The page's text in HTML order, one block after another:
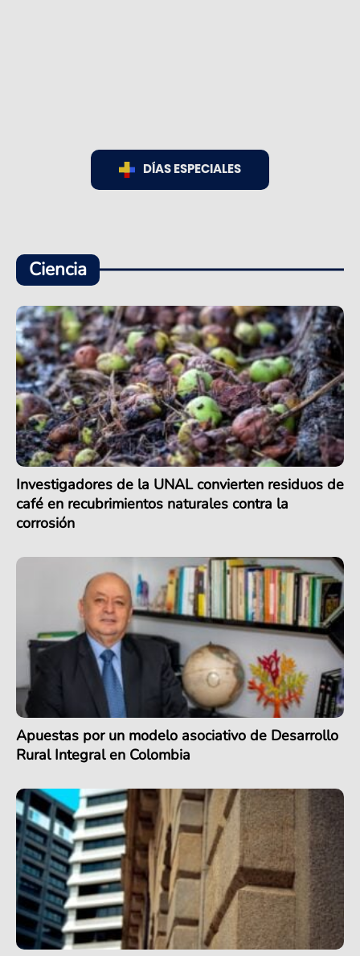
DÍAS ESPECIALES
Ciencia
Investigadores de la UNAL convierten residuos de
café en recubrimientos naturales contra la
corrosión
Apuestas por un modelo asociativo de Desarrollo
Rural Integral en Colombia